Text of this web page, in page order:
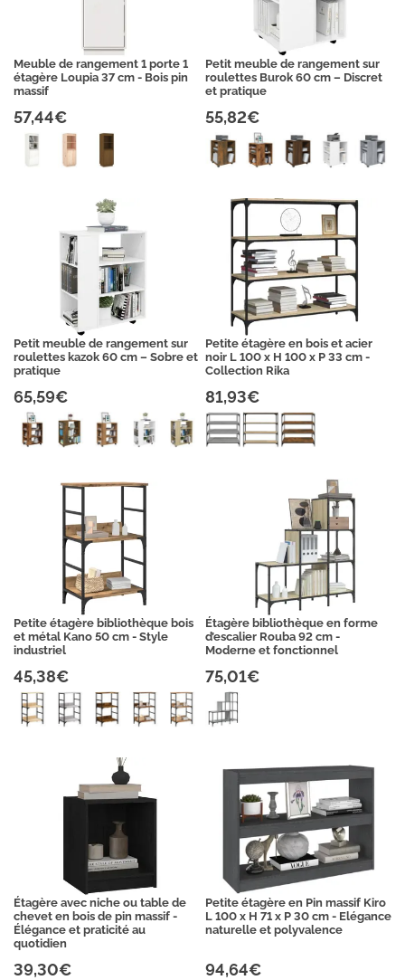
Meuble de rangement 1 porte 1
étagère Loupia 37 cm - Bois pin
massif
57,44€
Petit meuble de rangement sur
roulettes Burok 60 cm – Discret
et pratique
55,82€
Petit meuble de rangement sur
roulettes kazok 60 cm – Sobre et
pratique
65,59€
Petite étagère en bois et acier
noir L 100 x H 100 x P 33 cm -
Collection Rika
81,93€
Petite étagère bibliothèque bois
et métal Kano 50 cm - Style
industriel
45,38€
Étagère bibliothèque en forme
d’escalier Rouba 92 cm -
Moderne et fonctionnel
75,01€
Étagère avec niche ou table de
chevet en bois de pin massif -
Élégance et praticité au
quotidien
39,30€
Petite étagère en Pin massif Kiro
L 100 x H 71 x P 30 cm - Elégance
naturelle et polyvalence
94,64€